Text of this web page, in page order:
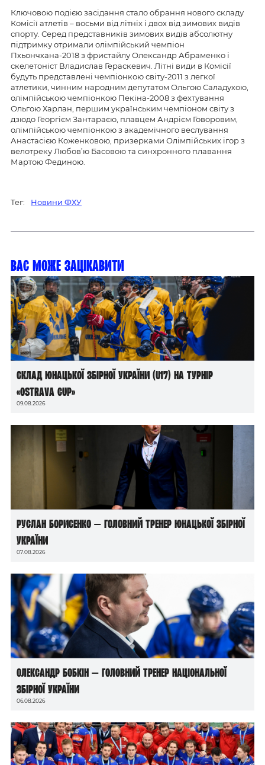
Ключовою подією засідання стало обрання нового складу
Комісії атлетів – восьми від літніх і двох від зимових видів
спорту. Серед представників зимових видів абсолютну
підтримку отримали олімпійський чемпіон
Пхьончхана-2018 з фристайлу Олександр Абраменко і
скелетоніст Владислав Гераскевич. Літні види в Комісії
будуть представлені чемпіонкою світу-2011 з легкої
атлетики, чинним народним депутатом Ольгою Саладухою,
олімпійською чемпіонкою Пекіна-2008 з фехтування
Ольгою Харлан, першим українським чемпіоном світу з
дзюдо Георгієм Зантараєю, плавцем Андрієм Говоровим,
олімпійською чемпіонкою з академічного веслування
Анастасією Коженковою, призерками Олімпійських ігор з
велотреку Любов’ю Басовою та синхронного плавання
Мартою Фединою.
Тег: Новини ФХУ
Вас може зацікавити
Склад юнацької збірної України (U17) на турнір
«Ostrava Cup»
09.08.2026
Руслан Борисенко — головний тренер юнацької збірної
України
07.08.2026
Олександр Бобкін — головний тренер національної
збірної України
06.08.2026